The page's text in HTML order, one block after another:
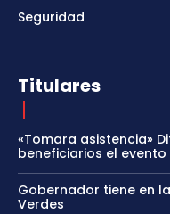
Seguridad
Titulares
«Tomara asistencia»
beneficiarios el
Gobernador tiene en
Verdes